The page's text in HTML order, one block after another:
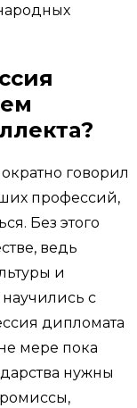
говорил
профессий,
Без этого
ведь
и
с
дипломата
мере пока
нужны